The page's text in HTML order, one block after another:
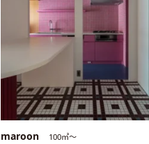
maroon 100㎡〜